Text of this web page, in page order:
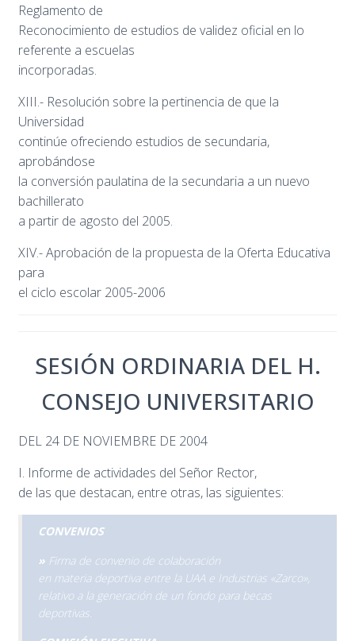
Reglamento de
Reconocimiento de estudios de validez oficial en lo
referente a escuelas
incorporadas.
XIII.- Resolución sobre la pertinencia de que la
Universidad
continúe ofreciendo estudios de secundaria,
aprobándose
la conversión paulatina de la secundaria a un nuevo
bachillerato
a partir de agosto del 2005.
XIV.- Aprobación de la propuesta de la Oferta Educativa
para
el ciclo escolar 2005-2006
SESIÓN ORDINARIA DEL H.
CONSEJO UNIVERSITARIO
DEL 24 DE NOVIEMBRE DE 2004
I. Informe de actividades del Señor Rector,
de las que destacan, entre otras, las siguientes:
CONVENIOS
» Firma de convenio de colaboración
en materia deportiva entre la UAA e Industrias «Zarco»,
relativo a la generación de un fondo para becas
deportivas.